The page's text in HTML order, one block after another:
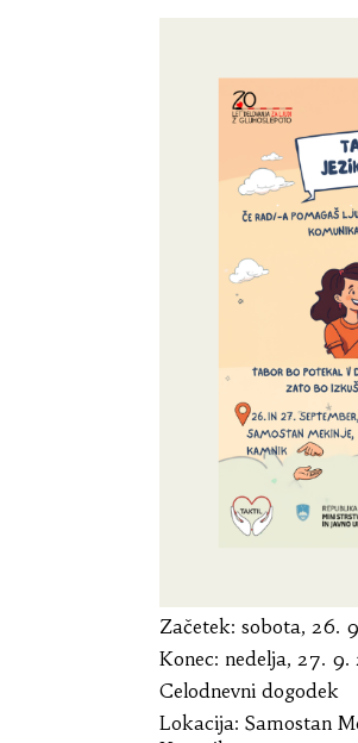
Začetek:sobota, 26.
Konec: nedelja, 27. 9.
Celodnevni dogodek
Lokacija:Samostan